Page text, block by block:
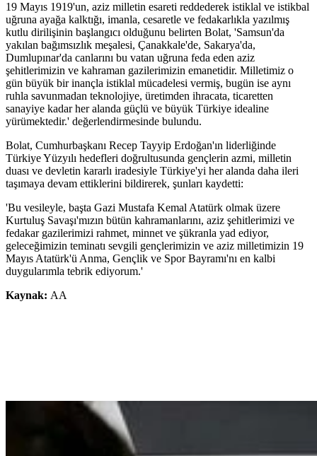
19 Mayıs 1919'un, aziz milletin esareti reddederek istiklal ve istikbal
uğruna ayağa kalktığı, imanla, cesaretle ve fedakarlıkla yazılmış
kutlu dirilişinin başlangıcı olduğunu belirten Bolat, 'Samsun'da
yakılan bağımsızlık meşalesi, Çanakkale'de, Sakarya'da,
Dumlupınar'da canlarını bu vatan uğruna feda eden aziz
şehitlerimizin ve kahraman gazilerimizin emanetidir. Milletimiz o
gün büyük bir inançla istiklal mücadelesi vermiş, bugün ise aynı
ruhla savunmadan teknolojiye, üretimden ihracata, ticaretten
sanayiye kadar her alanda güçlü ve büyük Türkiye idealine
yürümektedir.' değerlendirmesinde bulundu.
Bolat, Cumhurbaşkanı Recep Tayyip Erdoğan'ın liderliğinde
Türkiye Yüzyılı hedefleri doğrultusunda gençlerin azmi, milletin
duası ve devletin kararlı iradesiyle Türkiye'yi her alanda daha ileri
taşımaya devam ettiklerini bildirerek, şunları kaydetti:
'Bu vesileyle, başta Gazi Mustafa Kemal Atatürk olmak üzere
Kurtuluş Savaşı'mızın bütün kahramanlarını, aziz şehitlerimizi ve
fedakar gazilerimizi rahmet, minnet ve şükranla yad ediyor,
geleceğimizin teminatı sevgili gençlerimizin ve aziz milletimizin 19
Mayıs Atatürk'ü Anma, Gençlik ve Spor Bayramı'nı en kalbi
duygularımla tebrik ediyorum.'
Kaynak: AA